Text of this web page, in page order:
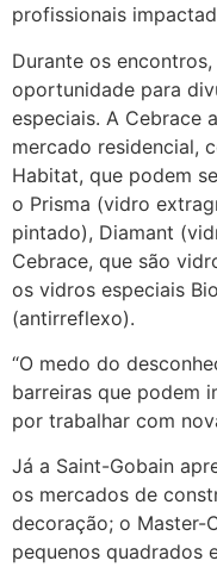
profissionais
Durante os
oportunidade para
especiais. A Cebrace
mercado residencial,
Habitat, que podem
o Prisma (vidro
pintado), Diamant
Cebrace, que são
os vidros especiais
(antirreflexo).
“O medo do
barreiras que podem
por trabalhar com
Já a Saint-Gobain
os mercados de
decoração; o Master-
pequenos quadrados